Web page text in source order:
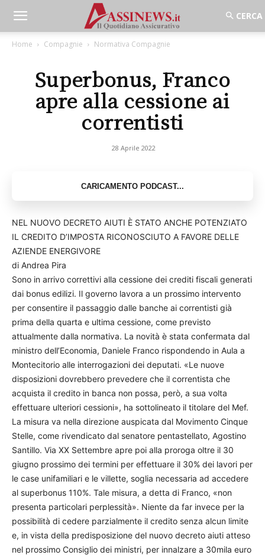
Home Compagnie Normativa Compagnie
Superbonus, Franco
apre alla cessione ai
correntisti
28 Aprile 2022
NEL NUOVO DECRETO AIUTI È STATO ANCHE POTENZIATO
IL CREDITO D’IMPOSTA RICONOSCIUTO A FAVORE DELLE
AZIENDE ENERGIVORE
di Andrea Pira
Sono in arrivo correttivi alla cessione dei crediti fiscali generati
dai bonus edilizi. Il governo lavora a un prossimo intervento
per consentire il passaggio dalle banche ai correntisti già
prima della quarta e ultima cessione, come previsto
attualmente dalla normativa. La novità è stata confermata dal
ministro dell’Economia, Daniele Franco rispondendo in Aula a
Montecitorio alle interrogazioni dei deputati. «Le nuove
disposizioni dovrebbero prevedere che il correntista che
acquista il credito in banca non possa, però, a sua volta
effettuare ulteriori cessioni», ha sottolineato il titolare del Mef.
La misura va nella direzione auspicata dal Movimento Cinque
Stelle, come rivendicato dal senatore pentastellato, Agostino
Santillo. Via XX Settembre apre poi alla proroga oltre il 30
giugno prossimo dei termini per effettuare il 30% dei lavori per
le case unifamiliari e le villette, soglia necessaria ad accedere
al superbonus 110%. Tale misura, a detta di Franco, «non
presenta particolari perplessità». Niente da far invece per la
possibilità di cedere parzialmente il credito senza alcun limite
e, in vista della predisposizione del nuovo decreto aiuti atteso
nel prossimo Consiglio dei ministri, per innalzare a 30mila euro